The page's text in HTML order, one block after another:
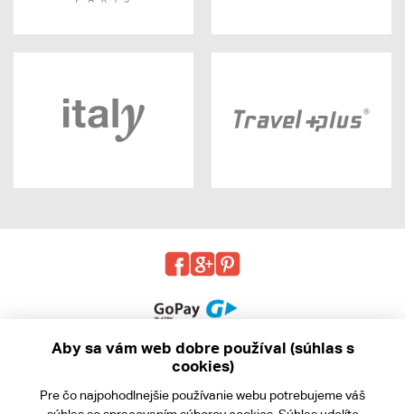
Aby sa vám web dobre používal (súhlas s
cookies)
Pre čo najpohodlnejšie používanie webu potrebujeme váš